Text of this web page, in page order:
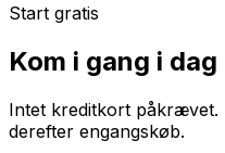
Start gratis
Kom i gang i dag
Intet kreditkort påkrævet.
derefter engangskøb.